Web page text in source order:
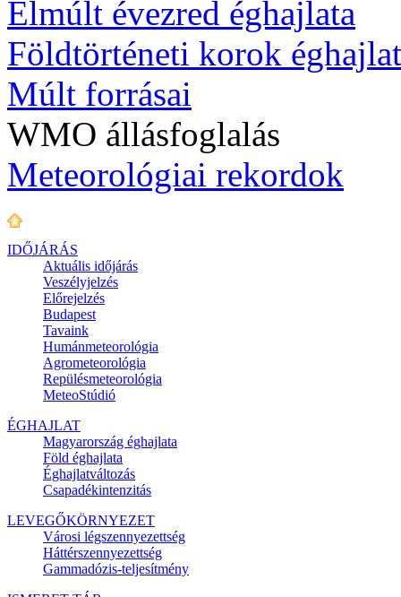
Elmúlt évezred éghajlata
Földtörténeti korok
Múlt forrásai
WMO állásfoglalás
Meteorológiai rekordok
IDŐJÁRÁS
Aktuális időjárás
Veszélyjelzés
Előrejelzés
Budapest
Tavaink
Humánmeteorológia
Agrometeorológia
Repülésmeteorológia
MeteoStúdió
ÉGHAJLAT
Magyarország éghajlata
Föld éghajlata
Éghajlatváltozás
Csapadékintenzitás
LEVEGŐKÖRNYEZET
Városi légszennyezettség
Háttérszennyezettség
Gammadózis-teljesítmény